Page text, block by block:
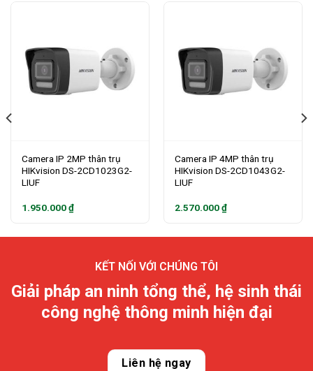
Camera IP 2MP thân trụ
HIKvision DS-2CD1023G2-
LIUF
1.950.000₫
Camera IP 4MP thân trụ
HIKvision DS-2CD1043G2-
LIUF
2.570.000₫
KẾT NỐI VỚI CHÚNG TÔI
Giải pháp an ninh tổng thể, hệ sinh thái
công nghệ thông minh hiện đại
Liên hệ ngay